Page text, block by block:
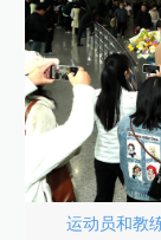
运动员和教